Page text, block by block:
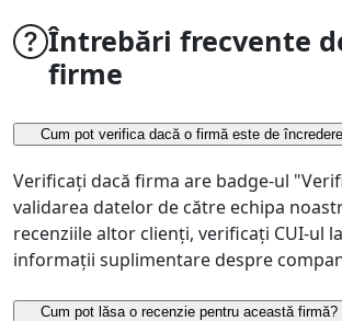
Întrebări frecvente
firme
Cum pot verifica dacă o firmă este de
Verificați dacă firma are badge-ul
validarea datelor de către echipa
recenziile altor clienți, verificați CUI-ul
informații suplimentare despre
Cum pot lăsa o recenzie pentru această firmă?